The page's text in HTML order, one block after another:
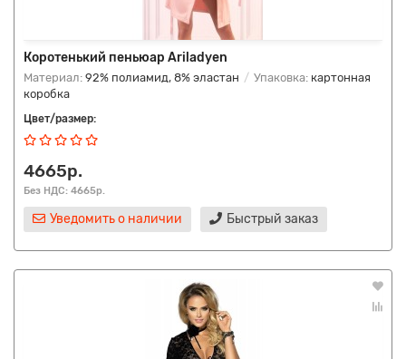
Коротенький пеньюар Ariladyen
Материал: 92% полиамид, 8% эластан Упаковка: картонная
коробка
Цвет/размер:
4665р.
Без НДС: 4665р.
Уведомить о наличии Быстрый заказ